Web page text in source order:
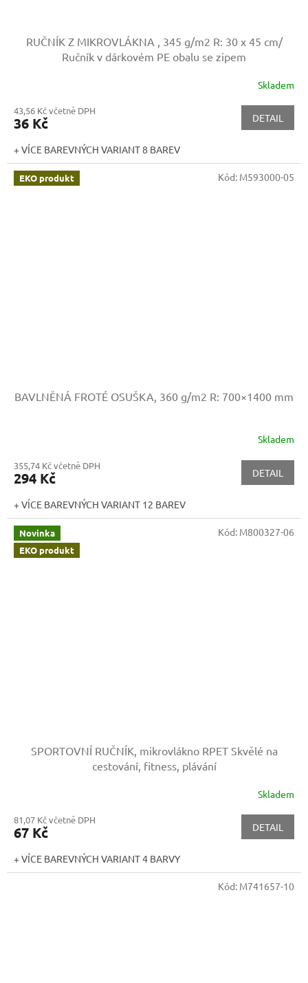
RUČNÍK Z MIKROVLÁKNA , 345 g/m2 R: 30 x 45 cm/
Ručník v dárkovém PE obalu se zipem
Skladem
43,56 Kč včetně DPH
36 Kč DETAIL
+ VÍCE BAREVNÝCH VARIANT 8 BAREV
EKO produkt
BAVLNĚNÁ FROTÉ OSUŠKA, 360 g/m2 R: 700×1400 mm
Skladem
355,74 Kč včetně DPH
294 Kč DETAIL
+ VÍCE BAREVNÝCH VARIANT 12 BAREV
Kód: M593000-05
Novinka
EKO produkt
SPORTOVNÍ RUČNÍK, mikrovlákno RPET Skvělé na
cestování, fitness, plávání
Skladem
81,07 Kč včetně DPH
67 Kč DETAIL
+ VÍCE BAREVNÝCH VARIANT 4 BARVY
Kód: M800327-06
Kód: M741657-10